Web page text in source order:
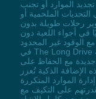
الموارد أو تجنب
الملحمية أو
رحلات طويلة بدون
في أجواء اللعبة دون
الوقود غير المحدود
في The Long Drive يصبح كل كيلومتر في الصحراء فرصة
جديدة مع الحفاظ على
الإضافة الذكية تُعزز
الموارد المتكررة
على التكيف مع